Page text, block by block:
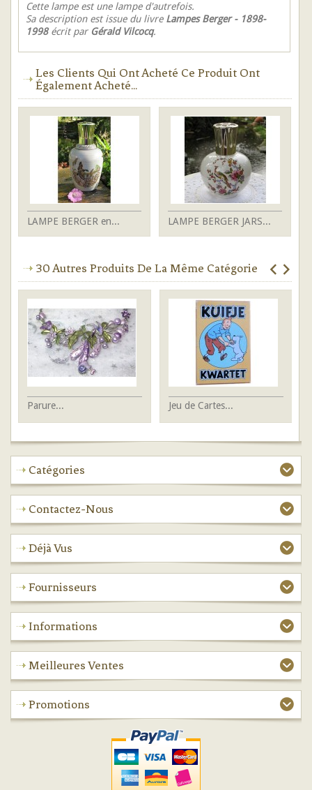
Cette lampe est une lampe d'autrefois.
Sa description est issue du livre Lampes Berger - 1898-
1998écrit par Gérald Vilcocq.
Les Clients Qui Ont Acheté Ce Produit Ont
Également Acheté...
LAMPE BERGER en... LAMPE BERGER JARS...
30 Autres Produits De La Même Catégorie
Parure... Jeu de Cartes...
Catégories
Contactez-Nous
Déjà Vus
Fournisseurs
Informations
Meilleures Ventes
Promotions